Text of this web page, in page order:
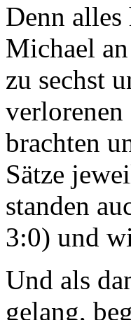
Denn
Michael
zu sechst
verlorenen
brachten
Sätze
standen
3:0) und
Und als
gelang,